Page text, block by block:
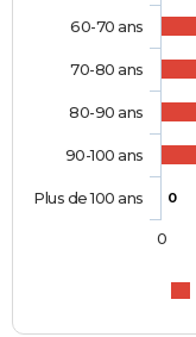
0
60-70 ans
70-80 ans
80-90 ans
90-100 ans
Plus de 100 ans
0